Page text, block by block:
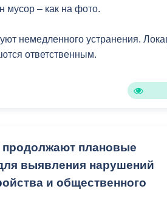
Противодействие коррупции
Градостроительная
Гражданская оборона в
чрезвычайных ситуациях
мусор – как на фото.
немедленного устранения.
ответственным.
плановые
выявления нарушений
и общественного